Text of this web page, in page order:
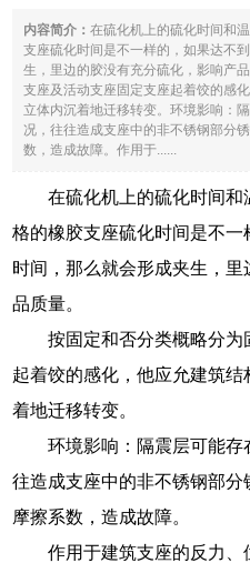
内容简介：在硫化机上的硫化时间和
支座硫化时间是不一样的，如果达不
生，里边的胶没有充分硫化，影响产
支座及活动支座固定支座起着饺的感
立体内沉着地迁移转变。环境影响：
况，往往造成支座中的非不锈钢部分
数，造成故障。作用于......
在硫化机上的硫化时间
格的橡胶支座硫化时间是不
时间，那么就会形成夹生，
品质量。
按固定和否分类概略分
起着饺的感化，他应允建筑
着地迁移转变。
环境影响：隔震层可能
往造成支座中的非不锈钢部
摩擦系数，造成故障。
作用于建筑支座的反力